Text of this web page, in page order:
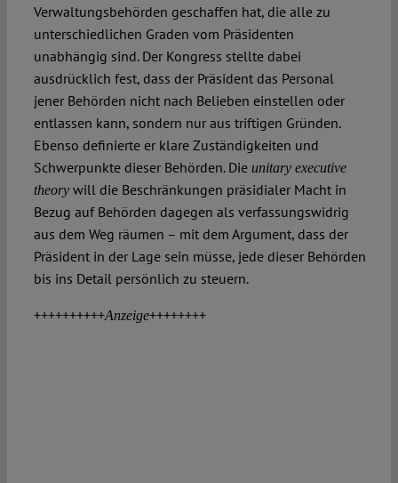
Verwaltungsbehörden geschaffen hat, die alle zu
unterschiedlichen Graden vom Präsidenten
unabhängig sind. Der Kongress stellte dabei
ausdrücklich fest, dass der Präsident das Personal
jener Behörden nicht nach Belieben einstellen oder
entlassen kann, sondern nur aus triftigen Gründen.
Ebenso definierte er klare Zuständigkeiten und
Schwerpunkte dieser Behörden. Die unitary executive
theory will die Beschränkungen präsidialer Macht in
Bezug auf Behörden dagegen als verfassungswidrig
aus dem Weg räumen – mit dem Argument, dass der
Präsident in der Lage sein müsse, jede dieser Behörden
bis ins Detail persönlich zu steuern.
++++++++++Anzeige++++++++